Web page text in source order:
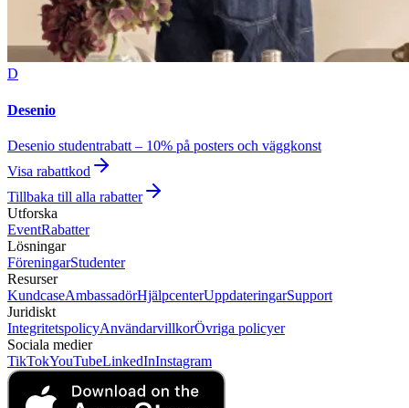
D
Desenio
Desenio studentrabatt – 10% på posters och väggkonst
Visa rabattkod
Tillbaka till alla rabatter
Utforska
EventRabatter
Lösningar
FöreningarStudenter
Resurser
KundcaseAmbassadörHjälpcenterUppdateringarSupport
Juridiskt
IntegritetspolicyAnvändarvillkorÖvriga policyer
Sociala medier
TikTokYouTubeLinkedInInstagram